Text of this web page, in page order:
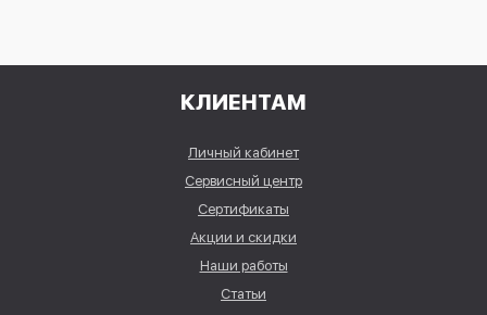
КЛИЕНТАМ
Личный кабинет
Сервисный центр
Сертификаты
Акции и скидки
Наши работы
Статьи